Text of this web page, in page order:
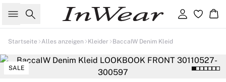
Suche Einloggen
Startseite Alles anzeigen Kleider BaccaIW Denim Kleid
SALE